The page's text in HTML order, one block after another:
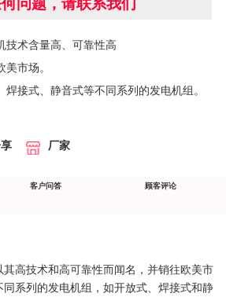
问题，请联系我们
技术含量高、可靠性高
市场。
焊接式、静音式等不同系列的发电机组。
厂家
客户问答 顾客评论
高技术和高可靠性而闻名，并销往欧美市
系列的发电机组，如开放式、焊接式和静